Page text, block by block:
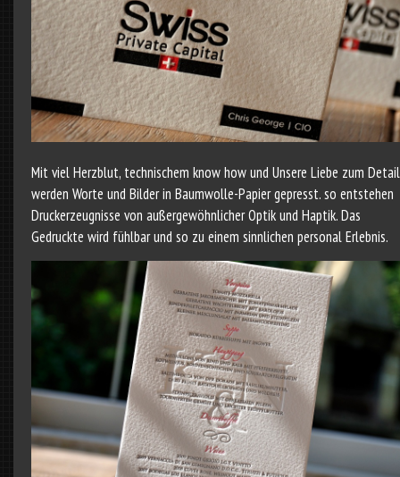
Mit viel Herzblut, technischem know how und Unsere Liebe zum Detail
werden Worte und Bilder in Baumwolle-Papier gepresst. so entstehen
Druckerzeugnisse von außergewöhnlicher Optik und Haptik. Das
Gedruckte wird fühlbar und so zu einem sinnlichen personal Erlebnis.